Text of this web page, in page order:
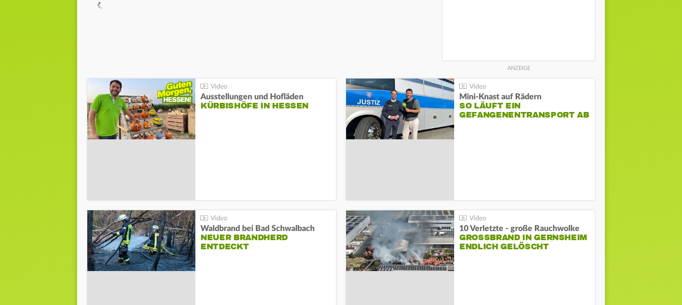
Ausstellungen und Hofläden
KÜRBISHÖFE IN HESSEN
Mini-Knast auf Rädern
SO LÄUFT EIN
GEFANGENENTRANSPORT AB
Waldbrand bei Bad Schwalbach
NEUER BRANDHERD
ENTDECKT
10 Verletzte - große Rauchwolke
GROSSBRAND IN GERNSHEIM E
NDLICH GELÖSCHT